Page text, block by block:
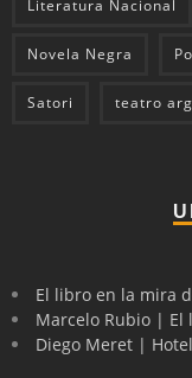
Literatura Nacional
Novela Negra
Satori teatro
El libro en la mira
Marcelo Rubio | El
Diego Meret |